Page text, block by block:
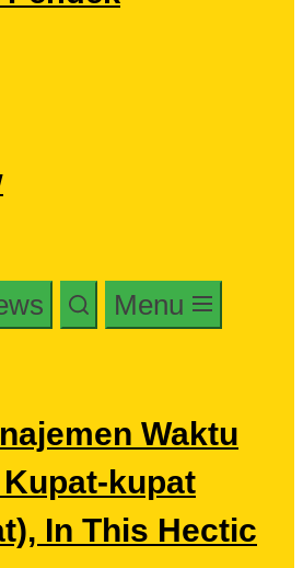
Menu
Waktu
kupat
In This Hectic